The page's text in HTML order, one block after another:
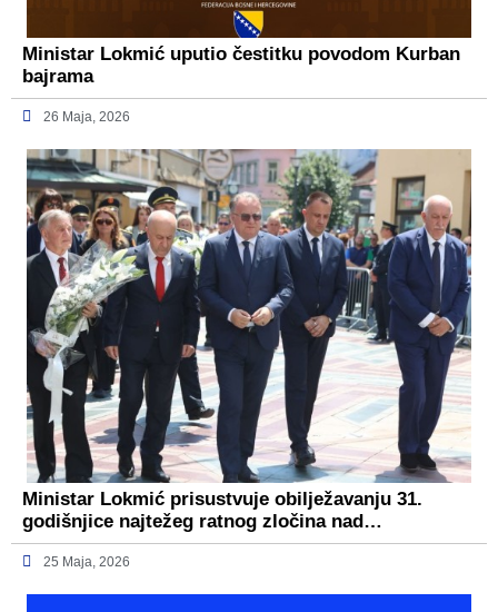
Ministar Lokmić uputio čestitku povodom Kurban
bajrama
26 Maja, 2026
Ministar Lokmić prisustvuje obilježavanju 31.
godišnjice najtežeg ratnog zločina nad…
25 Maja, 2026